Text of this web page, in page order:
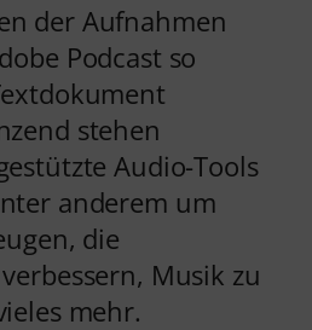
der Aufnahmen
Podcast so
stehen
Audio-Tools
anderem um
die
Musik zu
mehr.